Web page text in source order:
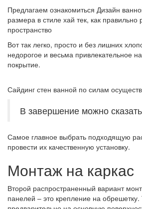
Предлагаем ознакомиться Дизайн
размера в стиле хай тек, как правильно
пространство
Вот так легко, просто и без лишних
недорогое и весьма привлекательное
покрытие.
Сайдинг стен ванной по силам
В завершение можно
Самое главное выбрать подходящую
провести их качественную установку.
Монтаж на каркас
Второй распространенный вариант
панелей – это крепление на обрешетку.